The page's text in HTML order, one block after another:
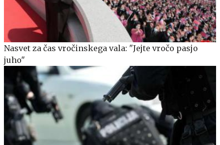
Nasvet za čas vročinskega vala: "Jejte vročo pasjo
juho"